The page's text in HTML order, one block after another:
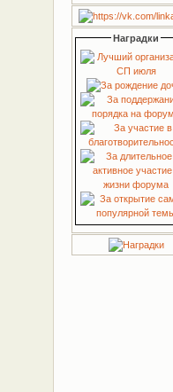
Наградки